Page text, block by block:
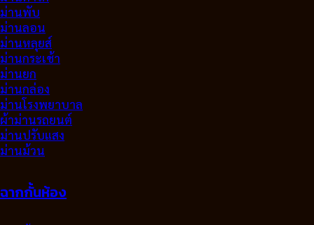
ม่านพับ
ม่านลอน
ม่านหลุยส์
ม่านกระเช้า
ม่านยก
ม่านกล่อง
ม่านโรงพยาบาล
ผ้าม่านรถยนต์
ม่านปรับแสง
ม่านม้วน
ฉากกั้นห้อง